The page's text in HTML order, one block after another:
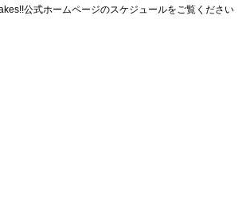
公式ホームページのスケジュールをご覧ください